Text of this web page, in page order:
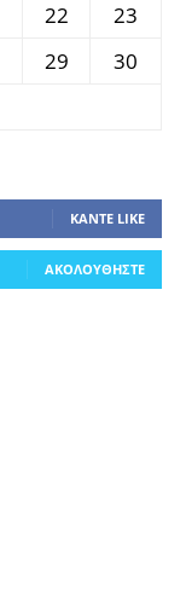
22
23
29
30
ΚΆΝΤΕ LIKE
ΑΚΟΛΟΥΘΉΣΤΕ